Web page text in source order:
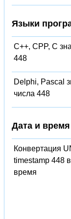
Языки
C++, CPP, C
448
Delphi, Pascal
числа 448
Дата и время
Конвертация
timestamp 448
время